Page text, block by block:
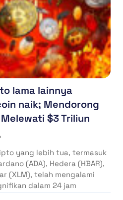
lama lainnya
naik; Mendorong
$3 Triliun
yang lebih tua, termasuk
(ADA), Hedera (HBAR),
(XLM), telah mengalami
dalam 24 jam